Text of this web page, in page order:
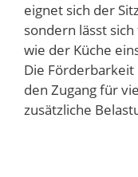
eignet sich der
sondern lässt
wie der Küche
Die
den Zugang für
zusätzliche